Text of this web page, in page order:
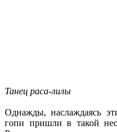
Танец раса-лилы
Однажды, наслаждаясь
гопи пришли в такой